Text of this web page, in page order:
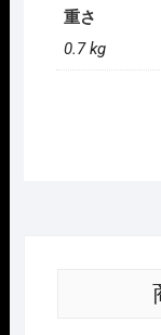
重さ
0.7 kg